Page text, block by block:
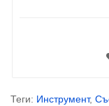
Теги: Инструмент,